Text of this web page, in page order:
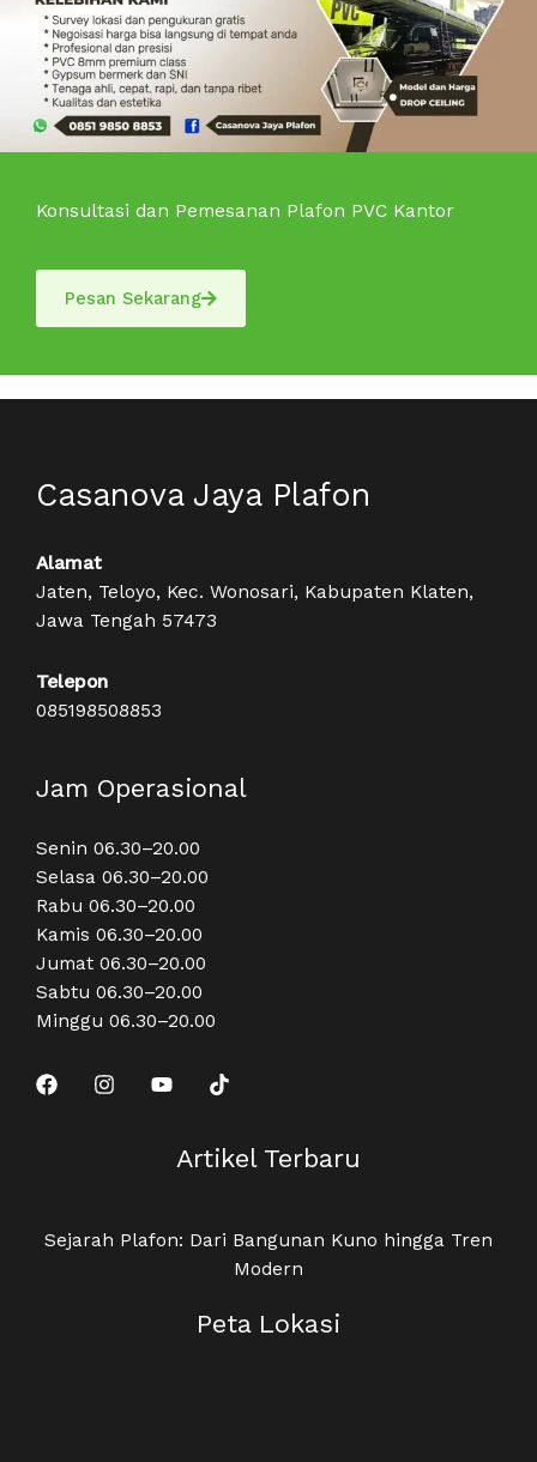
Konsultasi dan Pemesanan Plafon PVC Kantor
Pesan Sekarang
Casanova Jaya Plafon
Alamat
Jaten, Teloyo, Kec. Wonosari, Kabupaten Klaten,
Jawa Tengah 57473
Telepon
085198508853
Jam Operasional
Senin 06.30–20.00
Selasa 06.30–20.00
Rabu 06.30–20.00
Kamis 06.30–20.00
Jumat 06.30–20.00
Sabtu 06.30–20.00
Minggu 06.30–20.00
Artikel Terbaru
Sejarah Plafon: Dari Bangunan Kuno hingga Tren
Modern
Peta Lokasi